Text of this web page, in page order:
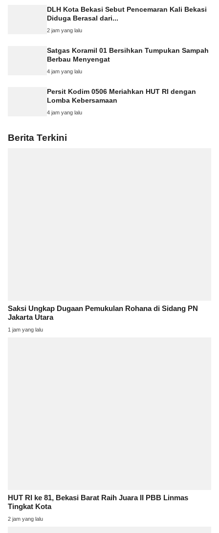
DLH Kota Bekasi Sebut Pencemaran Kali Bekasi
Diduga Berasal dari...
2 jam yang lalu
Satgas Koramil 01 Bersihkan Tumpukan Sampah
Berbau Menyengat
4 jam yang lalu
Persit Kodim 0506 Meriahkan HUT RI dengan
Lomba Kebersamaan
4 jam yang lalu
Berita Terkini
Saksi Ungkap Dugaan Pemukulan Rohana di Sidang PN
Jakarta Utara
1 jam yang lalu
HUT RI ke 81, Bekasi Barat Raih Juara II PBB Linmas
Tingkat Kota
2 jam yang lalu